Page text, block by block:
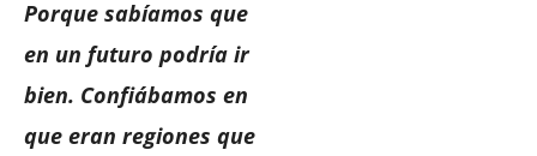
Porque sabíamos que
en un futuro podría ir
bien. Confiábamos en
que eran regiones que